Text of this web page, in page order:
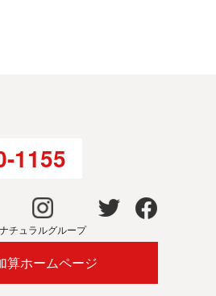
1155
ナチュラルグループ
算ホームページ